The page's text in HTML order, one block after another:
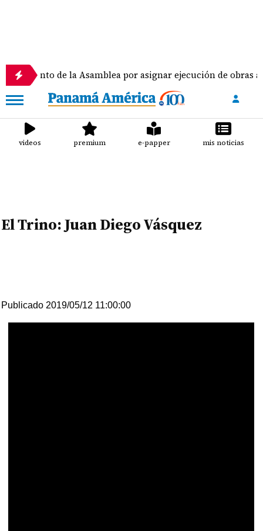
de la Asamblea por asignar ejecución de obras a
videos premium e-papper mis noticias
El Trino: Juan Diego Vásquez
Publicado 2019/05/12 11:00:00